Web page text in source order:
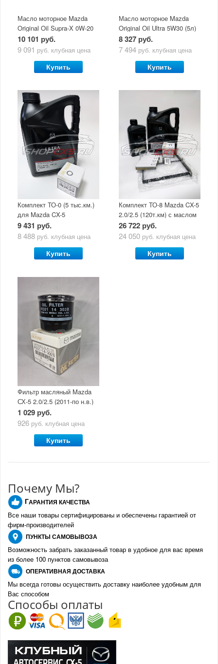
Масло моторное Mazda
Original Oil Supra-X 0W-20
(5 л)
10 101 руб.
9 091 руб. клубная цена
Купить
Масло моторное Mazda
Original Oil Ultra 5W30 (5л)
8 327 руб.
7 494 руб. клубная цена
Купить
Комплект ТО-0 (5 тыс.км.)
для Mazda CX-5
(двигатель 2.0/2.5) с
маслом Mazda Original Oil
9 431 руб.
8 488 руб. клубная цена
Купить
Комплект ТО-8 Mazda CX-5
2.0/2.5 (120т.км) с маслом
Mazda Original Oil Ultra
5W30
26 722 руб.
24 050 руб. клубная цена
Купить
Фильтр масляный Mazda
СХ-5 2.0/2.5 (2011-по н.в.)
1 029 руб.
926 руб. клубная цена
Купить
Почему Мы?
ГАРАНТИЯ КАЧЕСТВА
Все наши товары сертифицированы и обеспечены гарантией от
фирм-производителей
ПУНКТЫ САМОВЫВОЗА
Возможность забрать заказанный товар в удобное для вас время
из более 100 пунктов самовывоза
ОПЕРАТИВНАЯ ДОСТАВКА
Мы всегда готовы осуществить доставку наиболее удобным для
Вас способом
Способы оплаты